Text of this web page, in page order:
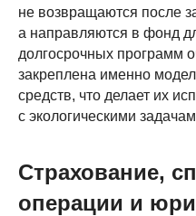
не возвращаются после
а направляются в фонд
долгосрочных программ
закреплена именно
средств, что делает их
с экологическими
Страхование,
операции и